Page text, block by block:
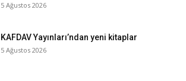
5 Ağustos 2026
KAFDAV Yayınları’ndan yeni kitaplar
5 Ağustos 2026